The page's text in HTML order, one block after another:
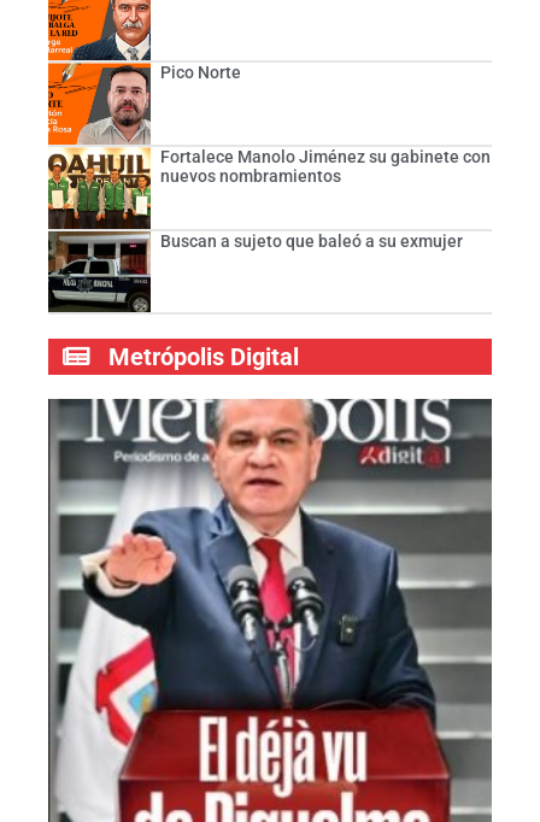
Pico Norte
Fortalece Manolo Jiménez su gabinete con
nuevos nombramientos
Buscan a sujeto que baleó a su exmujer
Metrópolis Digital